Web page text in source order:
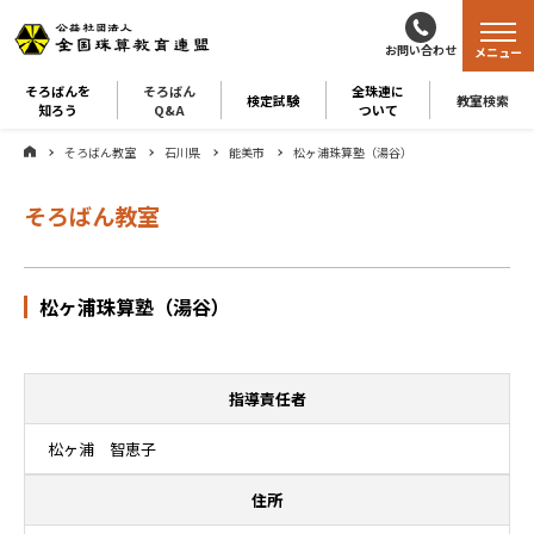
お問い合わせ
そろばんを
知ろう
そろばん
Q&A
検定試験
全珠連に
ついて
教室検索
メニュー
そろばん教室 石川県 能美市 松ヶ浦珠算塾（湯谷）
そろばん教室
松ヶ浦珠算塾（湯谷）
指導責任者
松ヶ浦 智恵子
住所